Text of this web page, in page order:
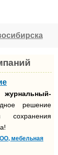
журнальный-
решение
мебельная